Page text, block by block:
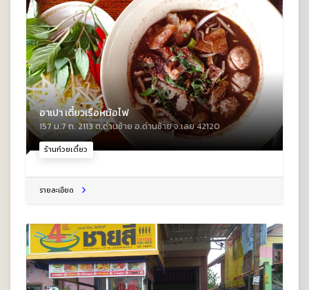
ร้านก๋วยเตี๋ยว
อาเปา เตี๋ยวเรือหม้อไฟ
157 ม.7 ถ. 2113 ต.ด่านซ้าย อ.ด่านซ้าย จ.เลย 42120
รายละเอียด